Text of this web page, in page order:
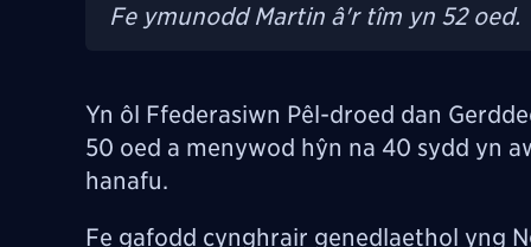
Fe ymunodd Martin â'r tîm yn 52 oed.
Yn ôl Ffederasiwn Pêl-droed dan
50 oed a menywod hŷn na 40 sydd yn
hanafu.
Fe gafodd cynghrair genedlaethol yng